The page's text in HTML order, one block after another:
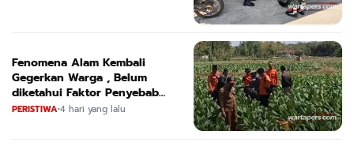
Fenomena Alam Kembali
Gegerkan Warga , Belum
diketahui Faktor Penyebab
Suara
PERISTIWA•4 hari yang lalu